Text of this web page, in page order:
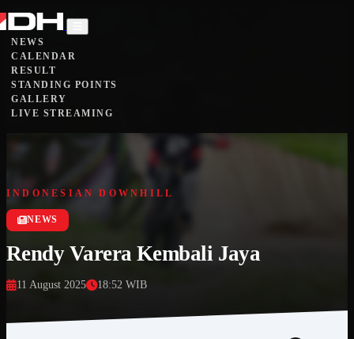
NEWS
CALENDAR
RESULT
STANDING POINTS
GALLERY
LIVE STREAMING
INDONESIAN DOWNHILL
NEWS
Rendy Varera Kembali Jaya
11 August 2025 18:52 WIB